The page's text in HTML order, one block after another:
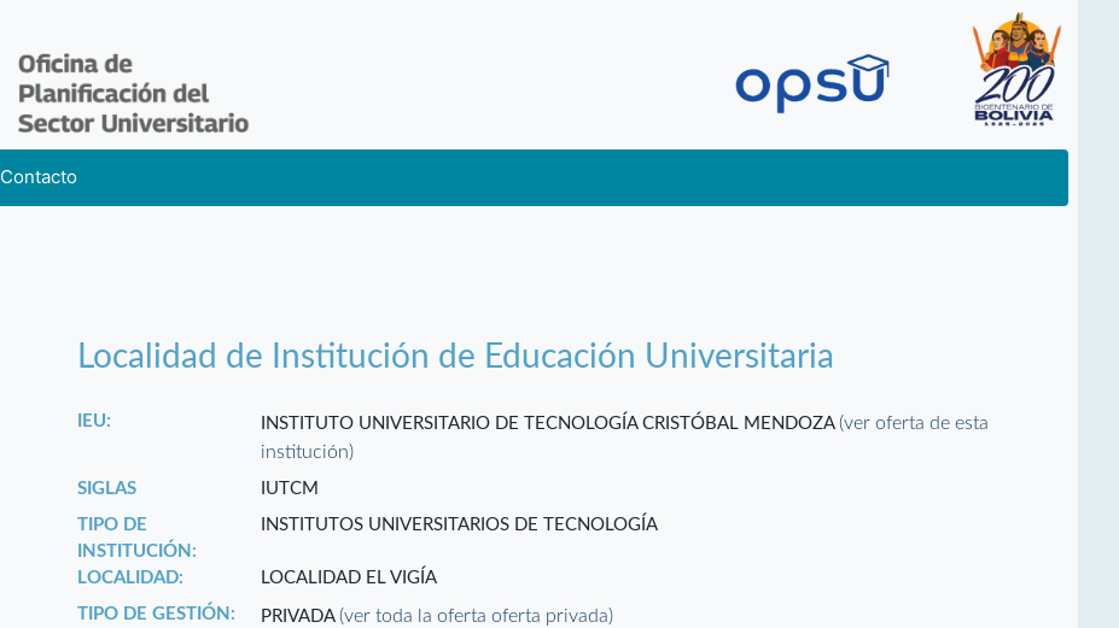
Contacto
Localidad de Institución de Educación Universitaria
IEU: INSTITUTO UNIVERSITARIO DE TECNOLOGÍA CRISTÓBAL MENDOZA(ver oferta de esta
institución)
SIGLAS
IUTCM
TIPO DE
INSTITUCIÓN:
INSTITUTOS UNIVERSITARIOS DE TECNOLOGÍA
LOCALIDAD:
LOCALIDAD EL VIGÍA
TIPO DE GESTIÓN:
PRIVADA(ver toda la oferta oferta privada)